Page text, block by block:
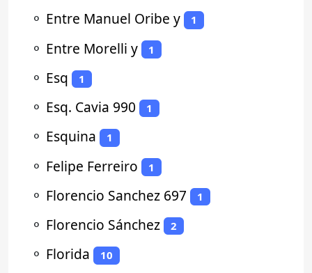
⚬ Entre Manuel Oribe y 1
⚬ Entre Morelli y 1
⚬ Esq 1
⚬ Esq. Cavia 990 1
⚬ Esquina 1
⚬ Felipe Ferreiro 1
⚬ Florencio Sanchez 697 1
⚬ Florencio Sánchez 2
⚬ Florida 10